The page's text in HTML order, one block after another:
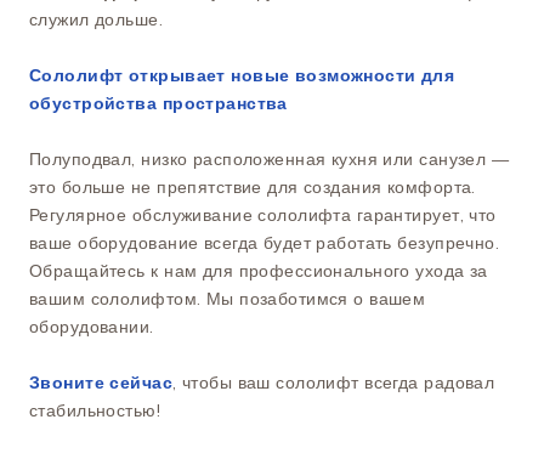
служил дольше.
Сололифт открывает новые возможности для
обустройства пространства
Полуподвал, низко расположенная кухня или санузел —
это больше не препятствие для создания комфорта.
Регулярное обслуживание сололифта гарантирует, что
ваше оборудование всегда будет работать безупречно.
Обращайтесь к нам для профессионального ухода за
вашим сололифтом. Мы позаботимся о вашем
оборудовании.
Звоните сейчас, чтобы ваш сололифт всегда радовал
стабильностью!